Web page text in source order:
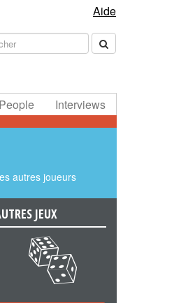
Aide
People Interviews
autres joueurs
JEUX
f